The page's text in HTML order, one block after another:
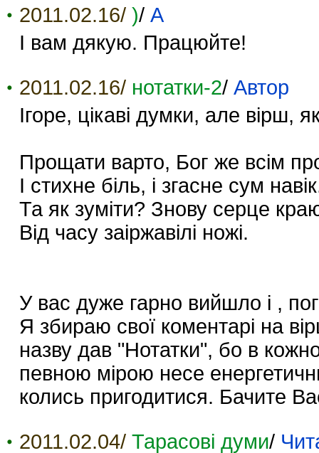
2011.02.16/ )/ А
І вам дякую. Працюйте!
2011.02.16/ нотатки-2/ Автор
Ігоре, цікаві думки, але вірш,
Прощати варто, Бог же всім
І стихне біль, і згасне сум
Та як зуміти? Знову серце
Від часу заіржавілі ножі.
У вас дуже гарно вийшло і ,
Я збираю свої коментарі на
назву дав "Нотатки", бо в
певною мірою несе
колись пригодитися. Бачите
2011.02.04/ Тарасові думи/